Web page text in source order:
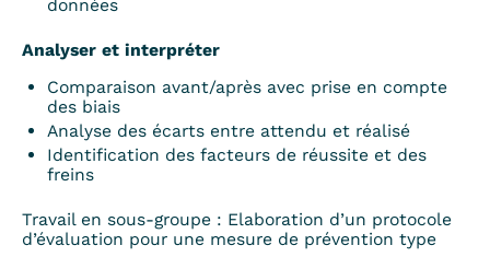
données
Analyser et interpréter
Comparaison avant/après avec prise en compte
des biais
Analyse des écarts entre attendu et réalisé
Identification des facteurs de réussite et des
freins
Travail en sous-groupe : Elaboration d’un protocole
d’évaluation pour une mesure de prévention type